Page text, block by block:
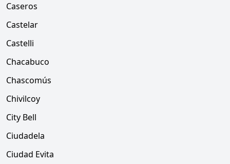
Caseros
Castelar
Castelli
Chacabuco
Chascomús
Chivilcoy
City Bell
Ciudadela
Ciudad Evita